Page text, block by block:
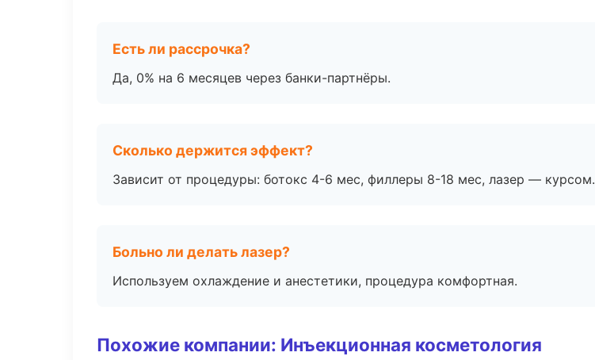
Есть ли рассрочка?
Да, 0% на 6 месяцев через банки-партнёры.
Сколько держится эффект?
Зависит от процедуры: ботокс 4-6 мес, филлеры 8-18 мес, лазер — курсом.
Больно ли делать лазер?
Используем охлаждение и анестетики, процедура комфортная.
Похожие компании: Инъекционная косметология